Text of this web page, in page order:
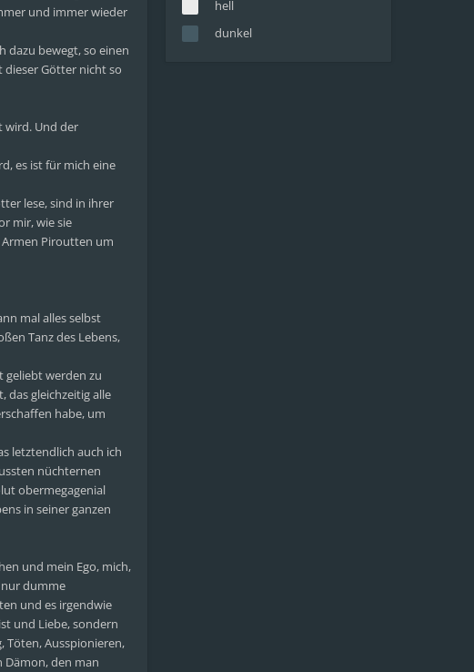
und immer wieder
dazu bewegt, so einen
Götter nicht so
wird. Und der
es ist für mich eine
lese, sind in ihrer
mir, wie sie
Piroutten um
mal alles selbst
Tanz des Lebens,
geliebt werden zu
das gleichzeitig alle
habe, um
letztendlich auch ich
nüchternen
obermegagenial
in seiner ganzen
und mein Ego, mich,
nur dumme
und es irgendwie
und Liebe, sondern
Töten, Ausspionieren,
Dämon, den man
hell
dunkel